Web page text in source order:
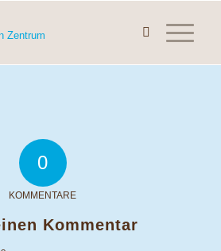
0
KOMMENTARE
Kommentar